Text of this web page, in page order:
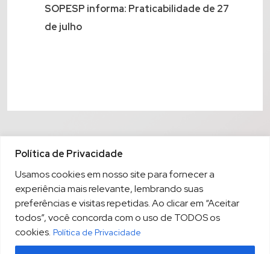
Política de Privacidade
Usamos cookies em nosso site para fornecer a
experiência mais relevante, lembrando suas
preferências e visitas repetidas. Ao clicar em “Aceitar
todos”, você concorda com o uso de TODOS os
cookies. Política de Privacidade
SOPESP informa: Praticabilidade de 27
de julho